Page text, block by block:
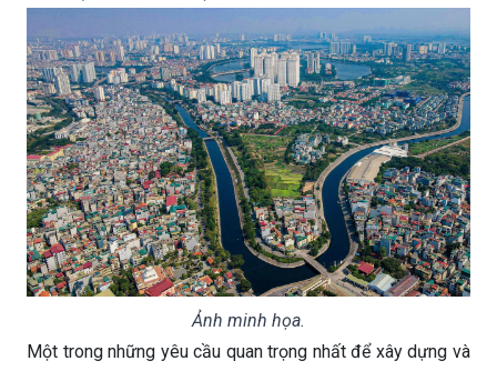
Ảnh minh họa.
Một trong những yêu cầu quan trọng nhất để xây dựng và